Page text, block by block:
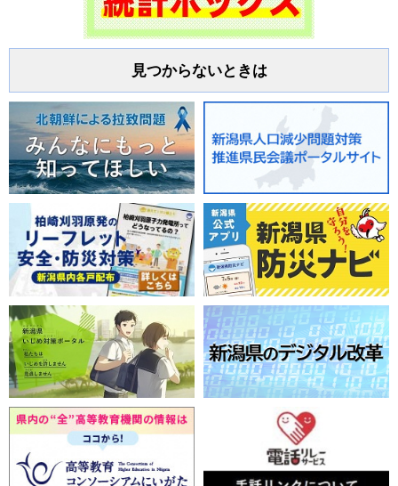
見つからないときは